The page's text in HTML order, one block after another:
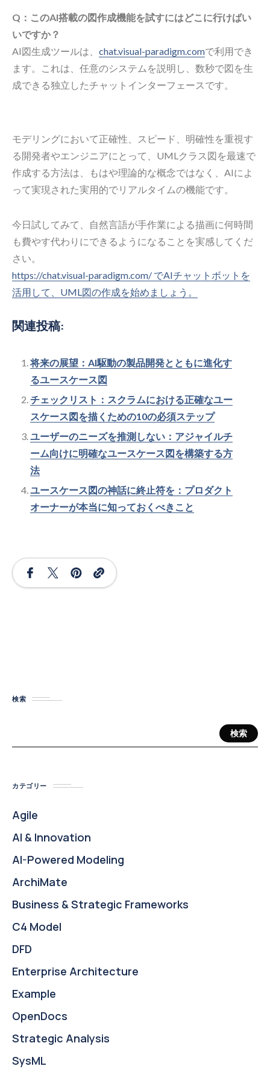
Q：このAI搭載の図作成機能を試すにはどこに行けばい
いですか？
AI図生成ツールは、 chat.visual-paradigm.comで利用でき
ます。これは、任意のシステムを説明し、数秒で図を生
成できる独立したチャットインターフェースです。
モデリングにおいて正確性、スピード、明確性を重視す
る開発者やエンジニアにとって、UMLクラス図を最速で
作成する方法は、もはや理論的な概念ではなく、AIによ
って実現された実用的でリアルタイムの機能です。
今日試してみて、自然言語が手作業による描画に何時間
も費やす代わりにできるようになることを実感してくだ
さい。
https://chat.visual-paradigm.com/ でAIチャットボットを
活用して、UML図の作成を始めましょう。
関連投稿:
将来の展望：AI駆動の製品開発とともに進化す
るユースケース図
チェックリスト：スクラムにおける正確なユー
スケース図を描くための10の必須ステップ
ユーザーのニーズを推測しない：アジャイルチ
ーム向けに明確なユースケース図を構築する方
法
ユースケース図の神話に終止符を：プロダクト
オーナーが本当に知っておくべきこと
検索
検索
カテゴリー
Agile
AI & Innovation
AI-Powered Modeling
ArchiMate
Business & Strategic Frameworks
C4 Model
DFD
Enterprise Architecture
Example
OpenDocs
Strategic Analysis
SysML